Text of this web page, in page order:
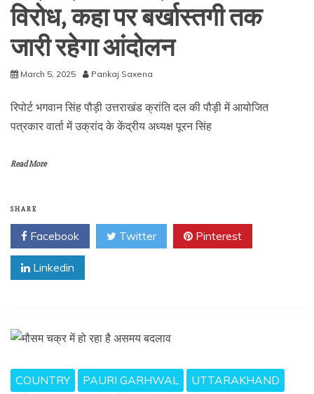
विरोध, कहा पर बर्खास्तगी तक
जारी रहेगा आंदोलन
March 5, 2025 Pankaj Saxena
रिपोर्ट भगवान सिंह पौड़ी उत्तराखंड क्रांति दल की पौड़ी में आयोजित
पत्रकार वार्ता में उक्रांद के केंद्रीय अध्यक्ष पूरन सिंह
Read More
SHARE
Facebook Twitter Pinterest
Linkedin
COUNTRY PAURI GARHWAL UTTARAKHAND